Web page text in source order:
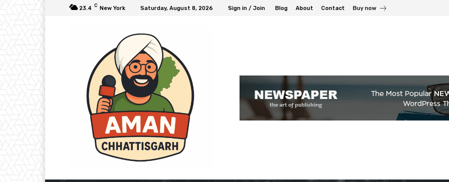
23.4 C New York Saturday, August 8, 2026 Sign in / Join Blog About Contact Buy now